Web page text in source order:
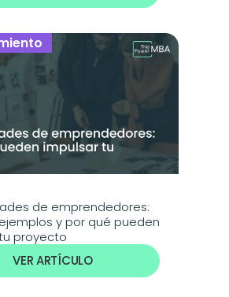
de emprendedores:
y por qué pueden
proyecto
VER ARTÍCULO